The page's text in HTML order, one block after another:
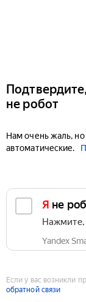
не робот
Нам очень жаль,
автоматические.
Я не
Нажмите,
Yandex
Если у вас возникли
обратной связи